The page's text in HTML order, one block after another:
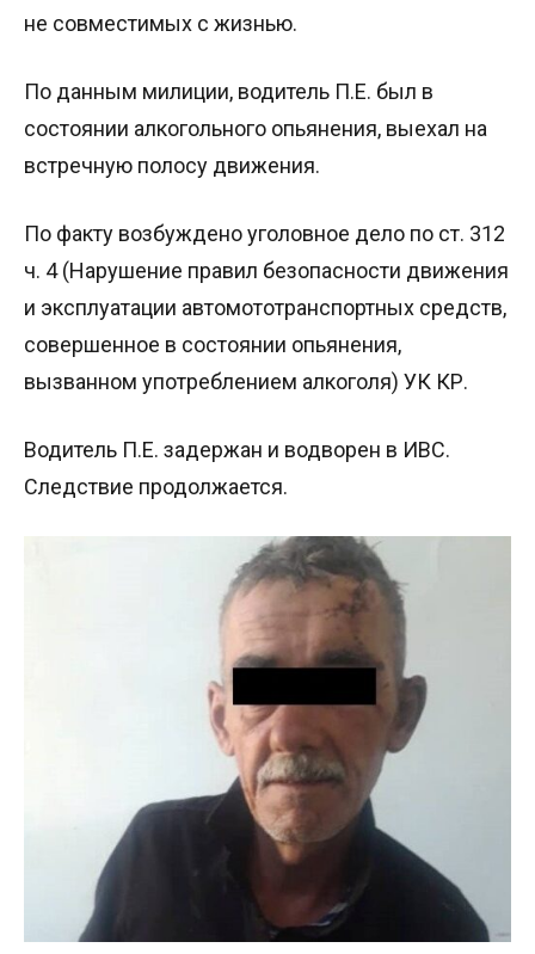
не совместимых с жизнью.
По данным милиции, водитель П.Е. был в
состоянии алкогольного опьянения, выехал на
встречную полосу движения.
По факту возбуждено уголовное дело по ст. 312
ч. 4 (Нарушение правил безопасности движения
и эксплуатации автомототранспортных средств,
совершенное в состоянии опьянения,
вызванном употреблением алкоголя) УК КР.
Водитель П.Е. задержан и водворен в ИВС.
Следствие продолжается.